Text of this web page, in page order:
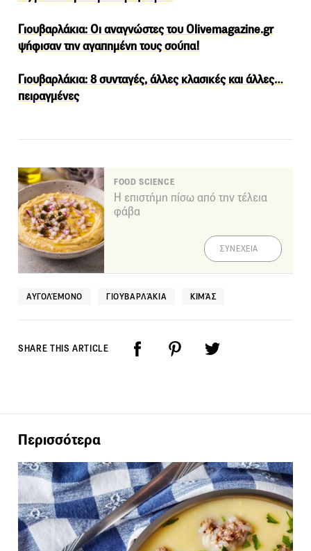
Γιουβαρλάκια: Οι αναγνώστες του Olivemagazine.gr
ψήφισαν την αγαπημένη τους σούπα!
Γιουβαρλάκια: 8 συνταγές, άλλες κλασικές και άλλες…
πειραγμένες
FOOD SCIENCE
Η επιστήμη πίσω από την τέλεια
φάβα
ΣΥΝΕΧΕΙΑ
ΑΥΓΟΛΈΜΟΝΟ ΓΙΟΥΒΑΡΛΆΚΙΑ ΚΙΜΆΣ
SHARE THIS ARTICLE
Περισσότερα